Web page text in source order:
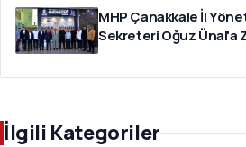
MHP Çanakkale İl
Sekreteri Oğuz Ünal'a
İlgili Kategoriler